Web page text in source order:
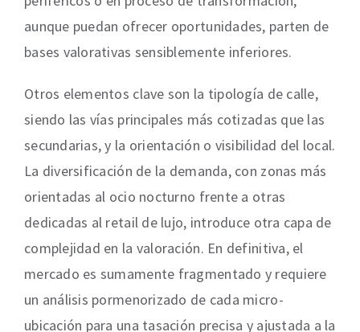
aunque puedan ofrecer oportunidades, parten de
bases valorativas sensiblemente inferiores.
Otros elementos clave son la tipología de calle,
siendo las vías principales más cotizadas que las
secundarias, y la orientación o visibilidad del local.
La diversificación de la demanda, con zonas más
orientadas al ocio nocturno frente a otras
dedicadas al retail de lujo, introduce otra capa de
complejidad en la valoración. En definitiva, el
mercado es sumamente fragmentado y requiere
un análisis pormenorizado de cada micro-
ubicación para una tasación precisa y ajustada a la